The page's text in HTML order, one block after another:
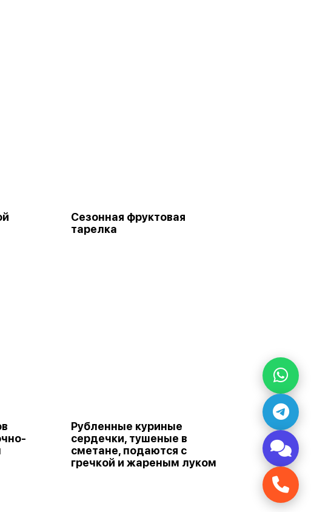
Сезонная фруктовая
тарелка
Рубленные куриные
сердечки, тушеные в
сметане, подаются с
гречкой и жареным луком